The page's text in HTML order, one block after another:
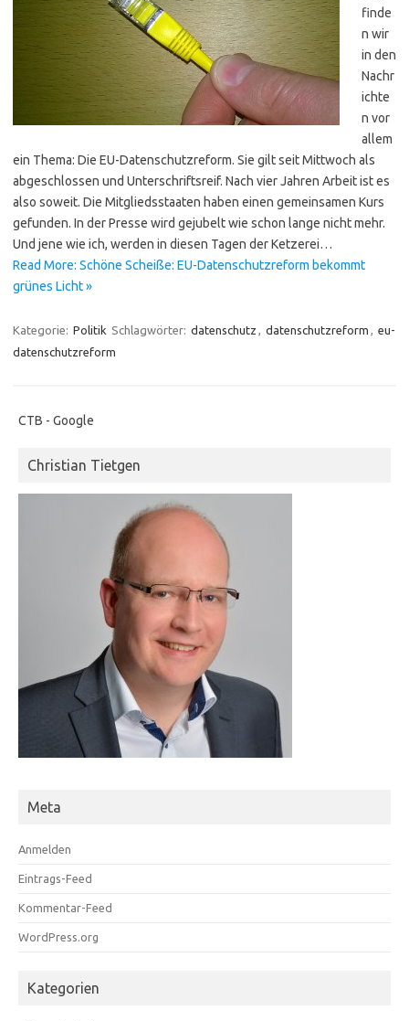
finde
n wir
in den
Nachr
ichte
n vor
allem
ein Thema: Die EU-Datenschutzreform. Sie gilt seit Mittwoch als
abgeschlossen und Unterschriftsreif. Nach vier Jahren Arbeit ist es
also soweit. Die Mitgliedsstaaten haben einen gemeinsamen Kurs
gefunden. In der Presse wird gejubelt wie schon lange nicht mehr.
Und jene wie ich, werden in diesen Tagen der Ketzerei…
Read More: Schöne Scheiße: EU-Datenschutzreform bekommt
grünes Licht »
Kategorie: Politik Schlagwörter: datenschutz datenschutzreform
eu-
datenschutzreform
CTB - Google
Christian Tietgen
Meta
Anmelden
Eintrags-Feed
Kommentar-Feed
WordPress.org
Kategorien